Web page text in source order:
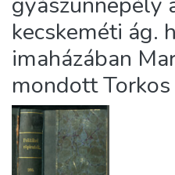
kecskeméti ág.
imaházában
mondott